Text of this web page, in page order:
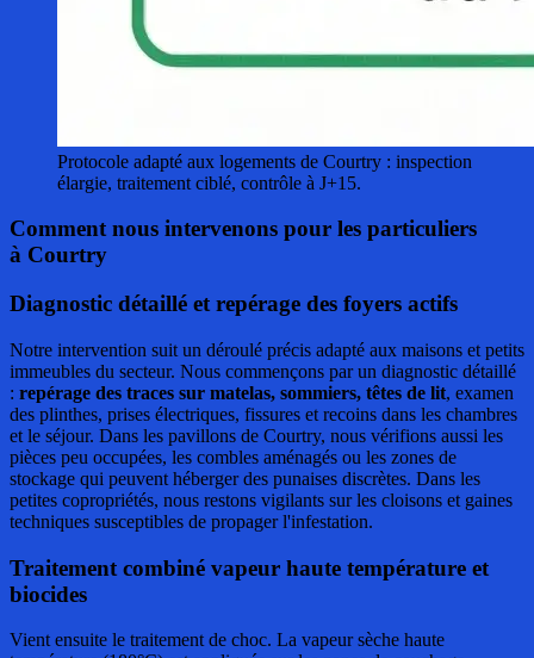
Protocole adapté aux logements de Courtry : inspection
élargie, traitement ciblé, contrôle à J+15.
Comment nous intervenons pour les particuliers
à Courtry
Diagnostic détaillé et repérage des foyers actifs
Notre intervention suit un déroulé précis adapté aux maisons et petits
immeubles du secteur. Nous commençons par un diagnostic détaillé
: repérage des traces sur matelas, sommiers, têtes de lit, examen
des plinthes, prises électriques, fissures et recoins dans les chambres
et le séjour. Dans les pavillons de Courtry, nous vérifions aussi les
pièces peu occupées, les combles aménagés ou les zones de
stockage qui peuvent héberger des punaises discrètes. Dans les
petites copropriétés, nous restons vigilants sur les cloisons et gaines
techniques susceptibles de propager l'infestation.
Traitement combiné vapeur haute température et
biocides
Vient ensuite le traitement de choc. La vapeur sèche haute